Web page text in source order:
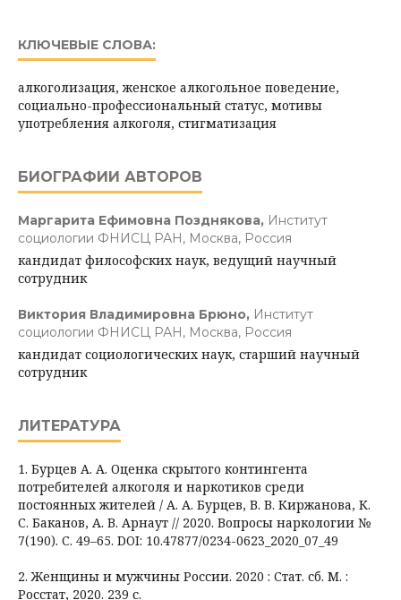
КЛЮЧЕВЫЕ СЛОВА:
алкоголизация, женское алкогольное поведение,
социально-профессиональный статус, мотивы
употребления алкоголя, стигматизация
БИОГРАФИИ АВТОРОВ
Маргарита Ефимовна Позднякова, Институт
социологии ФНИСЦ РАН, Москва, Россия
кандидат философских наук, ведущий научный
сотрудник
Виктория Владимировна Брюно, Институт
социологии ФНИСЦ РАН, Москва, Россия
кандидат социологических наук, старший научный
сотрудник
ЛИТЕРАТУРА
1. Бурцев А. А. Оценка скрытого контингента
потребителей алкоголя и наркотиков среди
постоянных жителей / А. А. Бурцев, В. В. Киржанова, К.
С. Баканов, А. В. Арнаут // 2020. Вопросы наркологии №
7(190). С. 49–65. DOI: 10.47877/0234-0623_2020_07_49
2. Женщины и мужчины России. 2020 : Стат. сб. М. :
Росстат, 2020. 239 с.